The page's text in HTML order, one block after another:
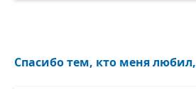
Спасибо тем, кто меня